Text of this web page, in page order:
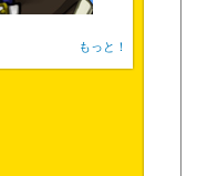
もっと！